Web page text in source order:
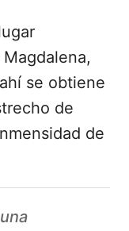
se obtiene
de
de